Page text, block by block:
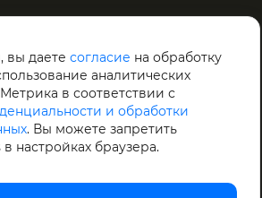
Артиллерийская, 119
вы даете согласие на обработку
аналитических
в соответствии с
и обработки
. Вы можете запретить
настройках браузера.